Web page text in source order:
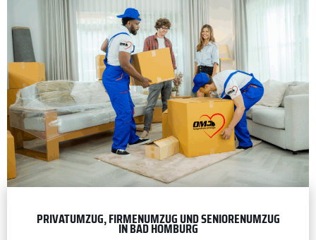
PRIVATUMZUG, FIRMENUMZUG UND SENIORENUMZUG
IN BAD HOMBURG